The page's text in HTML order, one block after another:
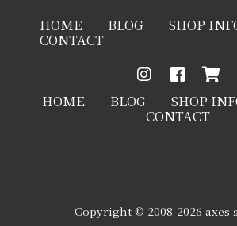
HOME BLOG SHOP
CONTACT
HOME BLOG SHOP
CONTACT
Copyright © 2008-2026 axes